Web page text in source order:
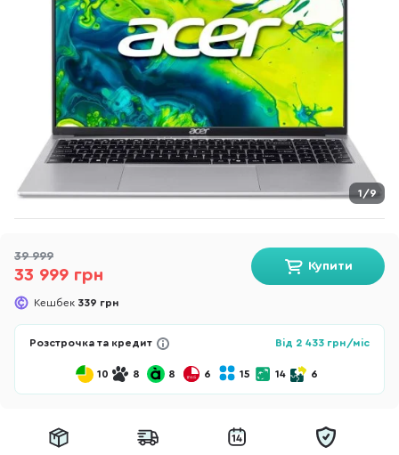
1/9
39 999
33 999 грн
Кешбек 339 грн
Купити
Розстрочка та кредит Від 2 433 грн/міс
10 8 8 6 15 14 6